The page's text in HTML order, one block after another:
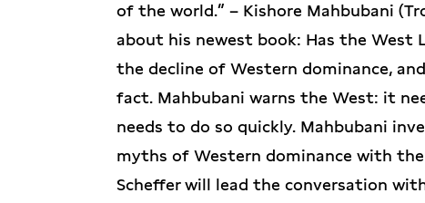
of the world.” – Kishore Mahbubani
about his newest book: Has the
the decline of Western dominance,
fact. Mahbubani warns the West: it
needs to do so quickly. Mahbubani
myths of Western dominance with
Scheffer will lead the conversation